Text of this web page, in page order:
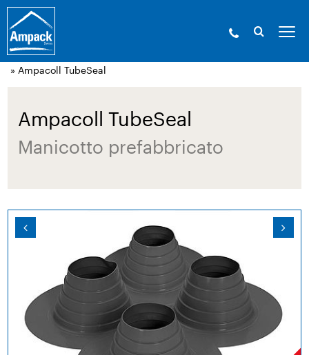
Ampack - Gli esperti in involucri edilizi. Dal
1946.»Prodotti Tecnica d’incollaggio e accessori
Accessori
per Ampatop Seal (GHS)
» Ampacoll TubeSeal
Ampacoll TubeSeal
Manicotto prefabbricato